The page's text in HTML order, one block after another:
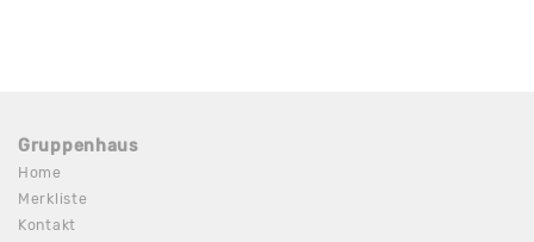
Gruppenhaus
Home
Merkliste
Kontakt